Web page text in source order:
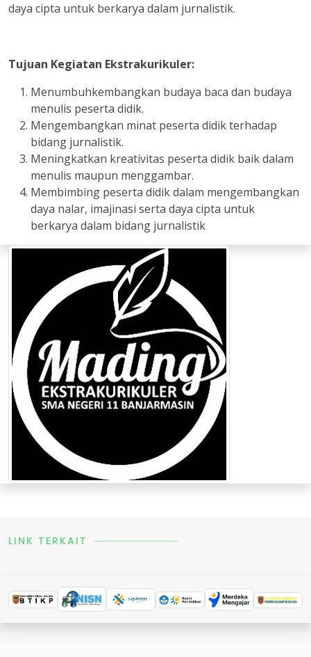
daya cipta untuk berkarya dalam jurnalistik.
Tujuan Kegiatan Ekstrakurikuler:
Menumbuhkembangkan budaya baca dan budaya
menulis peserta didik.
Mengembangkan minat peserta didik terhadap
bidang jurnalistik.
Meningkatkan kreativitas peserta didik baik dalam
menulis maupun menggambar.
Membimbing peserta didik dalam mengembangkan
daya nalar, imajinasi serta daya cipta untuk
berkarya dalam bidang jurnalistik
LINK TERKAIT